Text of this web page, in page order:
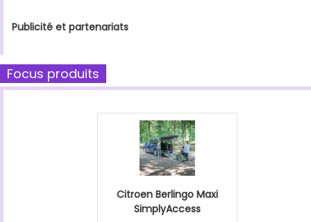
Publicité et partenariats
Focus produits
Citroen Berlingo Maxi
SimplyAccess